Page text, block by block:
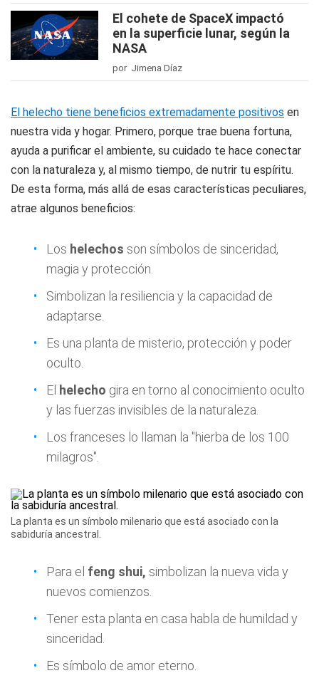
El cohete de SpaceX impactó
en la superficie lunar, según la
NASA
por Jimena Díaz
El helecho tiene beneficios extremadamente positivos en
nuestra vida y hogar. Primero, porque trae buena fortuna,
ayuda a purificar el ambiente, su cuidado te hace conectar
con la naturaleza y, al mismo tiempo, de nutrir tu espíritu.
De esta forma, más allá de esas características peculiares,
atrae algunos beneficios:
Los helechos son símbolos de sinceridad,
magia y protección.
Simbolizan la resiliencia y la capacidad de
adaptarse.
Es una planta de misterio, protección y poder
oculto.
El helecho gira en torno al conocimiento oculto
y las fuerzas invisibles de la naturaleza.
Los franceses lo llaman la "hierba de los 100
milagros".
La planta es un símbolo milenario que está asociado con la
sabiduría ancestral.
Para el feng shui, simbolizan la nueva vida y
nuevos comienzos.
Tener esta planta en casa habla de humildad y
sinceridad.
Es símbolo de amor eterno.